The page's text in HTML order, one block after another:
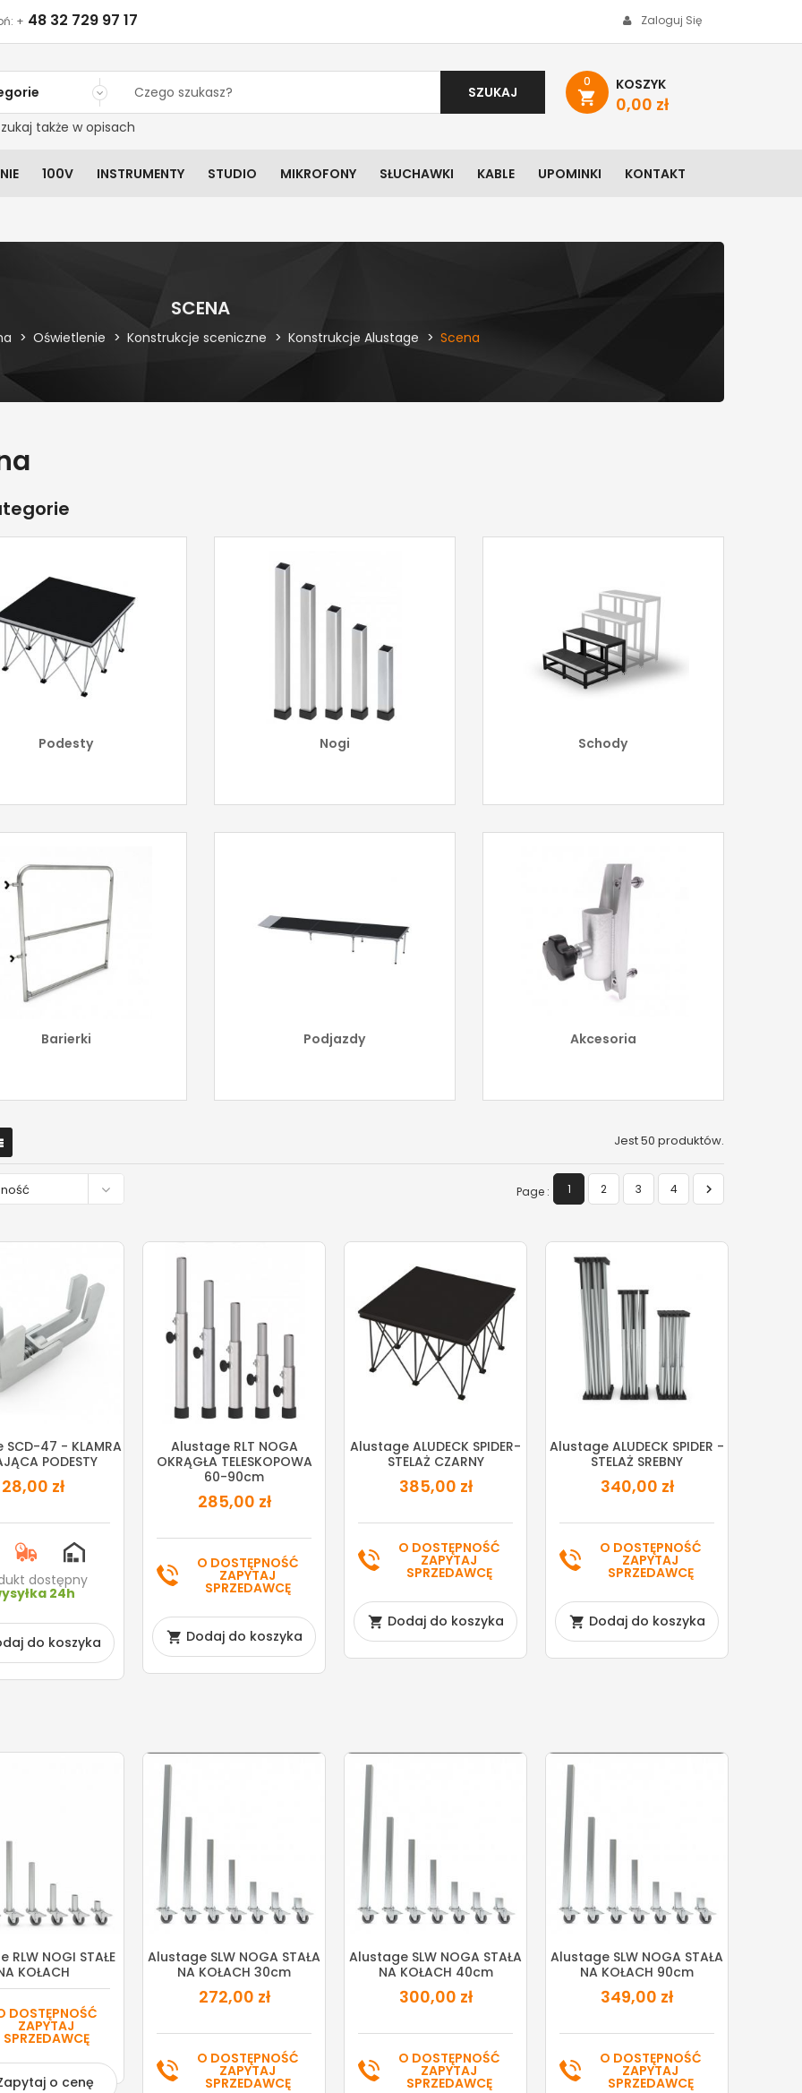
SZUKAJ
także w opisach
0
shopping_cart
KOSZYK
0,00 zł
+ 48 32 729 97 17 Zaloguj Się
100V INSTRUMENTY STUDIO MIKROFONY SŁUCHAWKI KABLE UPOMINKI KONTAKT
SCENA
Oświetlenie Konstrukcje sceniczne Konstrukcje Alustage Scena
Podesty Nogi Schody
Barierki Podjazdy Akcesoria
Jest 50 produktów.
 Page : 1 2 3 4 
47 - KLAMRA
PODESTY
28,00 zł
dostępny
24h
do koszyka
Alustage RLT NOGA
OKRĄGŁA TELESKOPOWA
60-90cm
285,00 zł
O DOSTĘPNOŚĆ
ZAPYTAJ
SPRZEDAWCĘ
 Dodaj do koszyka
Alustage ALUDECK SPIDER-
STELAŻ CZARNY
385,00 zł
O DOSTĘPNOŚĆ
ZAPYTAJ
SPRZEDAWCĘ
 Dodaj do koszyka
Alustage ALUDECK SPIDER -
STELAŻ SREBNY
340,00 zł
O DOSTĘPNOŚĆ
ZAPYTAJ
SPRZEDAWCĘ
 Dodaj do koszyka
RLW NOGI STAŁE
KOŁACH
DOSTĘPNOŚĆ
ZAPYTAJ
SPRZEDAWCĘ
o cenę
Alustage SLW NOGA STAŁA
NA KOŁACH 30cm
272,00 zł
O DOSTĘPNOŚĆ
ZAPYTAJ
SPRZEDAWCĘ
Alustage SLW NOGA STAŁA
NA KOŁACH 40cm
300,00 zł
O DOSTĘPNOŚĆ
ZAPYTAJ
SPRZEDAWCĘ
Alustage SLW NOGA STAŁA
NA KOŁACH 90cm
349,00 zł
O DOSTĘPNOŚĆ
ZAPYTAJ
SPRZEDAWCĘ